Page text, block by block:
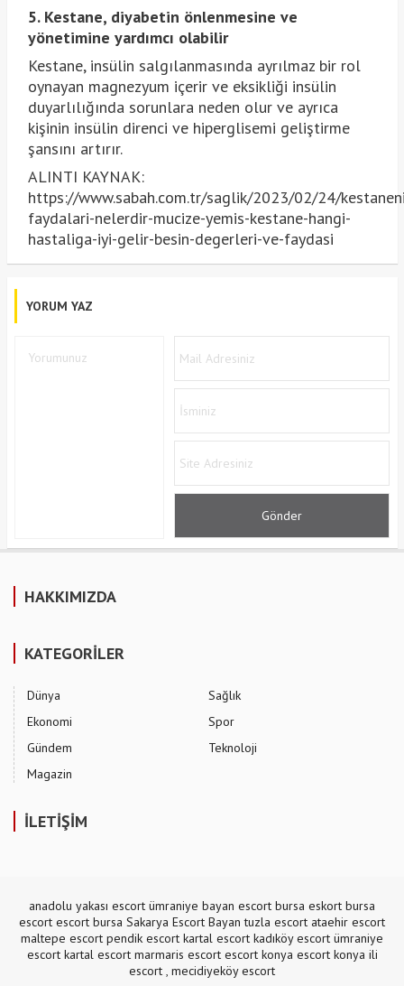
5. Kestane, diyabetin önlenmesine ve
yönetimine yardımcı olabilir
Kestane, insülin salgılanmasında ayrılmaz bir rol
oynayan magnezyum içerir ve eksikliği insülin
duyarlılığında sorunlara neden olur ve ayrıca
kişinin insülin direnci ve hiperglisemi geliştirme
şansını artırır.
ALINTI KAYNAK:
https://www.sabah.com.tr/saglik/2023/02/24/
faydalari-nelerdir-mucize-yemis-kestane-hangi-
hastaliga-iyi-gelir-besin-degerleri-ve-faydasi
YORUM YAZ
HAKKIMIZDA
KATEGORİLER
Dünya
Ekonomi
Gündem
Magazin
Sağlık
Spor
Teknoloji
İLETİŞİM
anadolu yakası escort ümraniye bayan escort bursa eskort bursa
escort escort bursa Sakarya Escort Bayan tuzla escort ataehir escort
maltepe escort pendik escort kartal escort kadıköy escort ümraniye
escort kartal escort marmaris escort escort konya escort konya ili
escort , mecidiyeköy escort